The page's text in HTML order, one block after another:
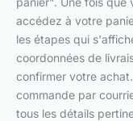
accédez à votre
les étapes qui
coordonnées de
confirmer votre
commande par
tous les détails